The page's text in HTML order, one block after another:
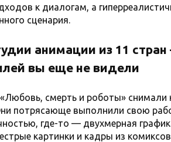
к диалогам, а
сценария.
анимации из 11 стран
вы еще не видели
смерть и роботы» снимали
потрясающе выполнили свою
где-то — двухмерная
картинки и кадры из